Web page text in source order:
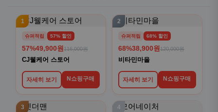
1
슈퍼적립 57% 할인
57%49,900원 116,000원
CJ웰케어 스토어
자세히 보기 N쇼핑구매
2
슈퍼적립 68% 할인
68%38,900원 120,000원
비타민마을
자세히 보기 N쇼핑구매
3 4